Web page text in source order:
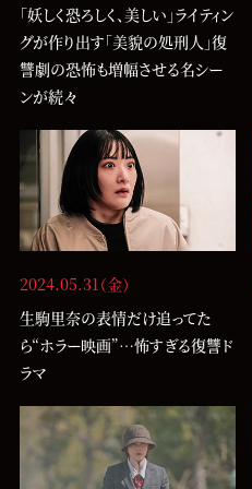
「妖しく恐ろしく、美しい」ライティン
グが作り出す「美貌の処刑人」復
讐劇の恐怖も増幅させる名シー
ンが続々
2024.05.31（金）
生駒里奈の表情だけ追ってた
ら“ホラー映画”…怖すぎる復讐ド
ラマ